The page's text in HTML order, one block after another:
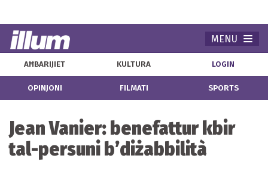
MENU
AĦBARIJIET KULTURA LOGIN
OPINJONI FILMATI SPORTS
Jean Vanier: benefattur kbir
tal-persuni b’diżabbilità